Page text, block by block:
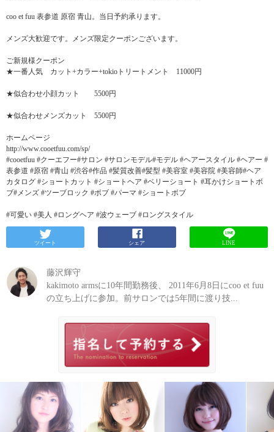
coo et fuu 表参道 原宿 青山。当日予約承ります。
メンズ大歓迎です。メンズ限定クーポンございます。
ご新規様クーポン
★一番人気 カット+カラー+tokioトリートメント 11000円
★似合わせ小顔カット 5500円
★似合わせメンズカット 5500円
ホームページ
http://www.cooetfuu.com/sp/
#cooetfuu #クーエフー#サロン #サロンモデル#モデル #ヘアースタイル #ヘアー #
表参道 #原宿 #青山 #渋谷#作品 #髪質改善#髪型 #美容室 #美容院 #美容師#ヘア
カタログ #ショートカット #ショートヘア #ベリーショート #耳かけショートボ
ブ#メンズ #ツーブロック #ボブ #パーマ #ショートボブ
#可愛い #美人 #ロングヘア #波ウェーブ #ロングスタイル
ツイート シェア LINE
藤沢輝守
kakimoto armsに10年間勤務後、 2011年6月8日にcoo et fuu
の立ち上げに参加。前サロンでは5年間に渡り技...